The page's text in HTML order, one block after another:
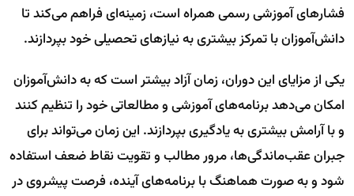
فشارهای آموزشی رسمی همراه است، زمینه‌ای فراهم می‌کند تا
دانش‌آموزان با تمرکز بیشتری به نیازهای تحصیلی خود بپردازند.
یکی از مزایای این دوران، زمان آزاد بیشتر است که به دانش‌آموزان
امکان می‌دهد برنامه‌های آموزشی و مطالعاتی خود را تنظیم کنند
و با آرامش بیشتری به یادگیری بپردازند. این زمان می‌تواند برای
جبران عقب‌ماندگی‌ها، مرور مطالب و تقویت نقاط ضعف استفاده
شود و به صورت هماهنگ با برنامه‌های آینده، فرصت پیشروی در